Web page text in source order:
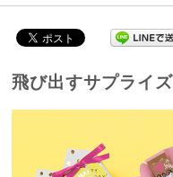
飛び出すサプライ